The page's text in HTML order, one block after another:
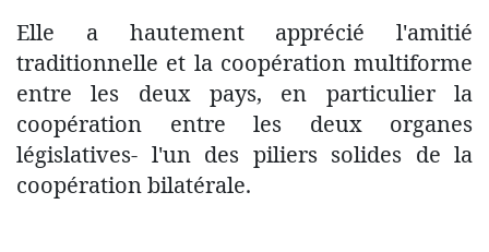
Elle a hautement apprécié l'amitié
traditionnelle et la coopération multiforme
entre les deux pays, en particulier la
coopération entre les deux organes
législatives- l'un des piliers solides de la
coopération bilatérale.